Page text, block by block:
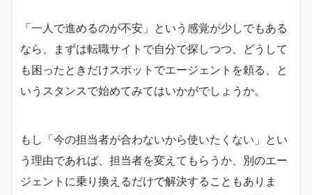
「一人で進めるのが不安」という感覚が少しでもある
なら、まずは転職サイトで自分で探しつつ、どうして
も困ったときだけスポットでエージェントを頼る、と
いうスタンスで始めてみてはいかがでしょうか。
もし「今の担当者が合わないから使いたくない」とい
う理由であれば、担当者を変えてもらうか、別のエー
ジェントに乗り換えるだけで解決することもありま